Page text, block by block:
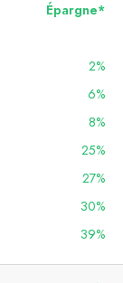
Épargne*
2%
6%
8%
25%
27%
30%
39%